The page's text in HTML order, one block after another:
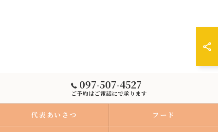
097-507-4527
ご予約はご電話にで承ります
代表あいさつ フード